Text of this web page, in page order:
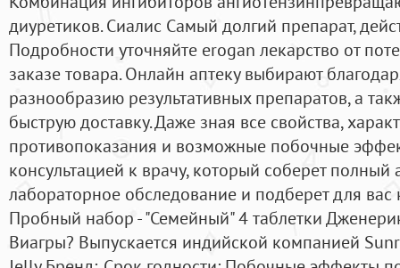
диуретиков. Сиалис Самый долгий препарат,
Подробности уточняйте erogan лекарство от
заказе товара. Онлайн аптеку выбирают
разнообразию результативных препаратов, а
быструю доставку. Даже зная все свойства,
противопоказания и возможные побочные
консультацией к врачу, который соберет полный
лабораторное обследование и подберет для вас
Пробный набор - "Семейный" 4 таблетки
Виагры? Выпускается индийской компанией